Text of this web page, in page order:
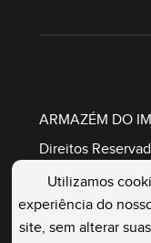
ARMAZÉM DO
Direitos
Painel
Utilizamos
experiência do
site, sem alterar